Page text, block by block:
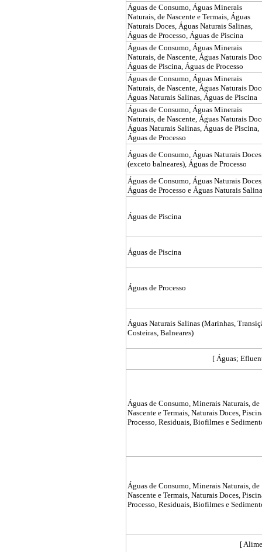
Águas de Consumo, Águas Minerais
Naturais, de Nascente e Termais, Águas
Naturais Doces, Águas Naturais Salinas,
Águas de Processo, Águas de Piscina
Águas de Consumo, Águas Minerais
Naturais, de Nascente, Águas Naturais
Águas de Piscina, Águas de Processo
Águas de Consumo, Águas Minerais
Naturais, de Nascente, Águas Naturais
Águas Naturais Salinas, Águas de Piscina
Águas de Consumo, Águas Minerais
Naturais, de Nascente, Águas Naturais
Águas Naturais Salinas, Águas de Piscina,
Águas de Processo
Águas de Consumo, Águas Naturais Doces
(exceto balneares), Águas de Processo
Águas de Consumo, Águas Naturais
Águas de Processo e Águas Naturais
Águas de Piscina
Águas de Piscina
Águas de Processo
Águas Naturais Salinas (Marinhas,
Costeiras, Balneares)
[ Águas;
Águas de Consumo, Minerais Naturais, de
Nascente e Termais, Naturais Doces,
Processo, Residuais, Biofilmes e
Águas de Consumo, Minerais Naturais, de
Nascente e Termais, Naturais Doces,
Processo, Residuais, Biofilmes e
[